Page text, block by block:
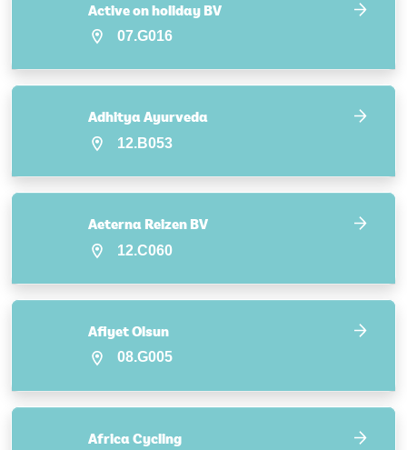
Active on holiday BV
07.G016
Adhitya Ayurveda
12.B053
Aeterna Reizen BV
12.C060
Afiyet Olsun
08.G005
Africa Cycling